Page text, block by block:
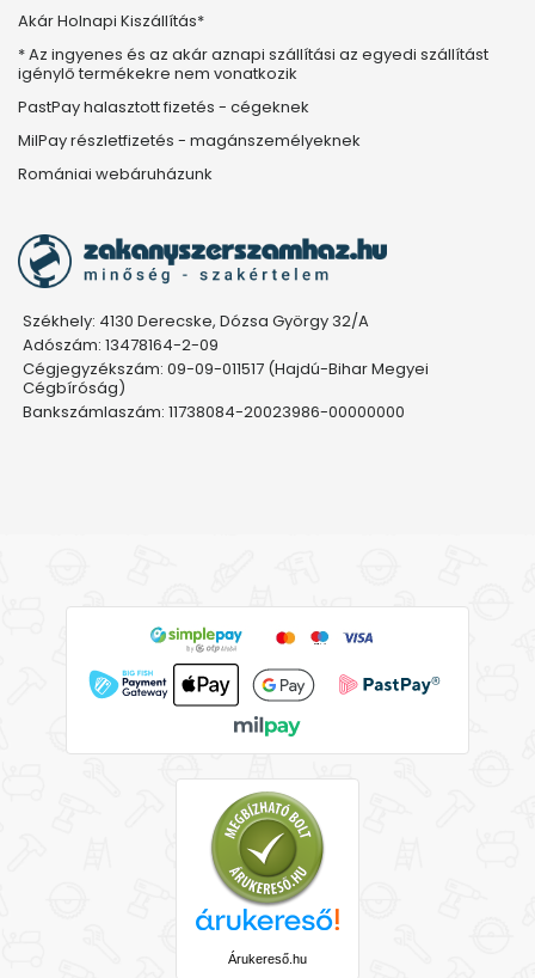
Akár Holnapi Kiszállítás*
* Az ingyenes és az akár aznapi szállítási az egyedi szállítást
igénylő termékekre nem vonatkozik
PastPay halasztott fizetés - cégeknek
MilPay részletfizetés - magánszemélyeknek
Romániai webáruházunk
Székhely: 4130 Derecske, Dózsa György 32/A
Adószám: 13478164-2-09
Cégjegyzékszám: 09-09-011517 (Hajdú-Bihar Megyei
Cégbíróság)
Bankszámlaszám: 11738084-20023986-00000000
Árukereső.hu